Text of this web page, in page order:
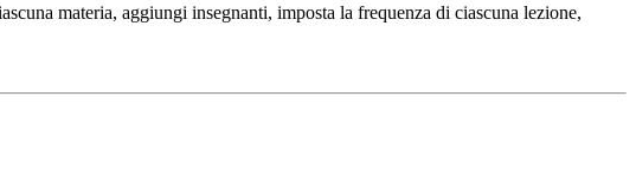
materia, aggiungi insegnanti, imposta la frequenza di ciascuna lezione,